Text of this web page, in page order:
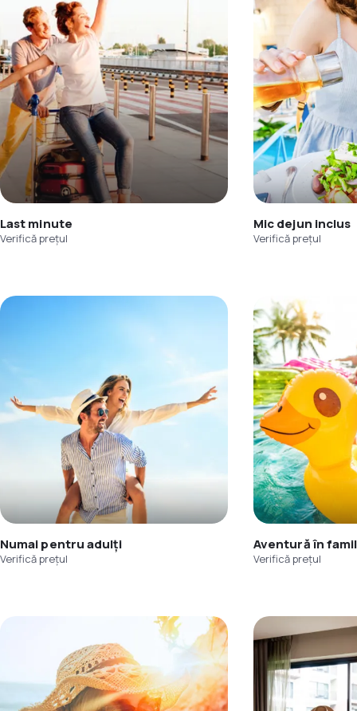
Last minute
Verifică prețul
Mic dejun inclus
Verifică prețul
Numai pentru adulți
Verifică prețul
Aventură în
Verifică prețul